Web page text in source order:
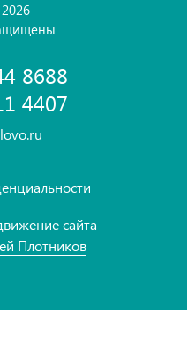
8688
4407
сайта
Плотников